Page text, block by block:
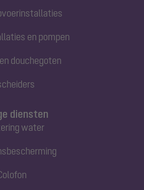
en pompen
douchegoten
diensten
water